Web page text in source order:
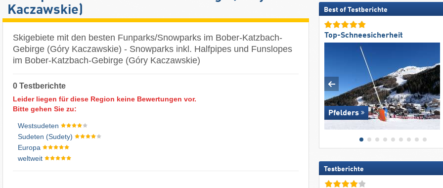
Kaczawskie)
Skigebiete mit den besten Funparks/Snowparks im Bober-Katzbach-
Gebirge (Góry Kaczawskie) - Snowparks inkl. Halfpipes und Funslopes
im Bober-Katzbach-Gebirge (Góry Kaczawskie)
0 Testberichte
Leider liegen für diese Region keine Bewertungen vor.
Bitte gehen Sie zu:
Westsudeten
Sudeten (Sudety)
Europa
weltweit
Best of Testberichte
Top-Schneesicherheit
Pfelders
Testberichte